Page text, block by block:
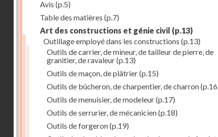
Avis (p.5)
Table des matières (p.7)
Art des constructions et génie civil (p.13)
Outillage employé dans les constructions (p.13)
Outils de carrier, de mineur, de tailleur de pierre, de
granitier, de ravaleur(p.13)
Outils de maçon, de plâtrier(p.15)
Outils de bûcheron, de charpentier, de charron
Outils de menuisier, de modeleur(p.17)
Outils de serrurier, de mécanicien(p.18)
Outils de forgeron(p.19)